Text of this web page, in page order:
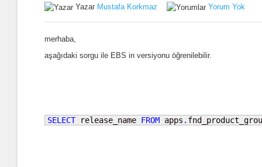
Yazar Mustafa Korkmaz Yorum Yok
merhaba,
aşağıdaki sorgu ile EBS in versiyonu öğrenilebilir.
SELECT release_name FROM apps .